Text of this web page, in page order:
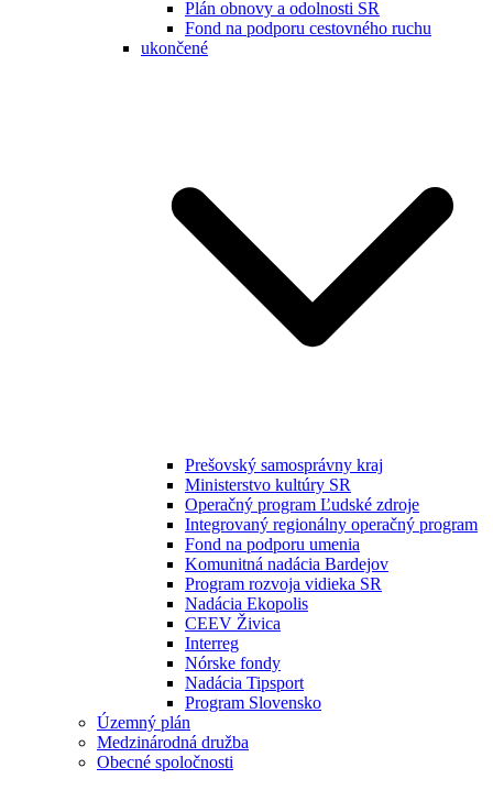
Plán obnovy a odolnosti SR
Fond na podporu cestovného ruchu
ukončené
Prešovský samosprávny kraj
Ministerstvo kultúry SR
Operačný program Ľudské zdroje
Integrovaný regionálny operačný program
Fond na podporu umenia
Komunitná nadácia Bardejov
Program rozvoja vidieka SR
Nadácia Ekopolis
CEEV Živica
Interreg
Nórske fondy
Nadácia Tipsport
Program Slovensko
Územný plán
Medzinárodná družba
Obecné spoločnosti